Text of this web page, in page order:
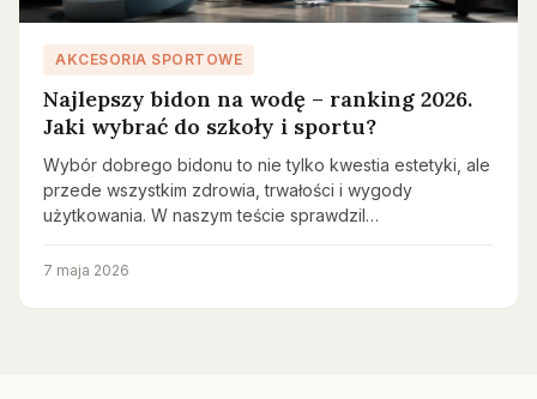
AKCESORIA SPORTOWE
Najlepszy bidon na wodę – ranking 2026.
Jaki wybrać do szkoły i sportu?
Wybór dobrego bidonu to nie tylko kwestia estetyki, ale
przede wszystkim zdrowia, trwałości i wygody
użytkowania. W naszym teście sprawdzil…
7 maja 2026